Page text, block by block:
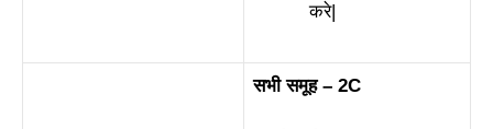
करे|
सभी समूह – 2C